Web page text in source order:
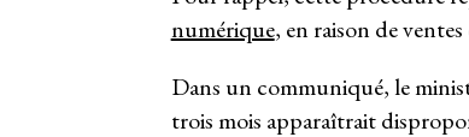
numérique, en raison de
Dans un communiqué, le
trois mois apparaîtrait